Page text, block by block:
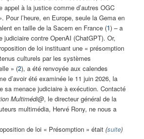
appel à la justice comme d’autres OGC
Pour l’heure, en Europe, seule la Gema en
en taille de la Sacem en France (1) – a
judiciaire contre OpenAI (ChatGPT). Or,
de loi instituant une « présomption
culturels par les systèmes
» (2), a été renvoyée aux calendes
d’avoir été examinée le 11 juin 2026, la
sa menace judiciaire à exécution. Contacté
Multimédi@, le directeur général de la
multimédia, Hervé Rony, ne nous a
de loi « Présomption » était(suite)